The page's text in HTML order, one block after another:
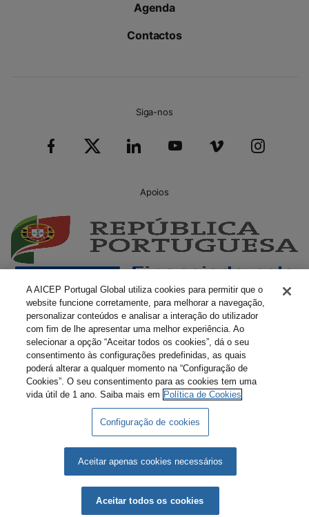
Agenda
Contactos
Siga-nos
Apoios
Livro Amarelo Eletrónico
Política de Privacidade Política de Cookies
A AICEP Portugal Global utiliza cookies para permitir que o
website funcione corretamente, para melhorar a navegação,
personalizar conteúdos e analisar a interação do utilizador
com fim de lhe apresentar uma melhor experiência. Ao
selecionar a opção “Aceitar todos os cookies”, dá o seu
consentimento às configurações predefinidas, as quais
poderá alterar a qualquer momento na “Configuração de
Cookies”. O seu consentimento para as cookies tem uma
vida útil de 1 ano. Saiba mais em Política de Cookies
Configuração de cookies
Aceitar apenas cookies necessários
Aceitar todos os cookies